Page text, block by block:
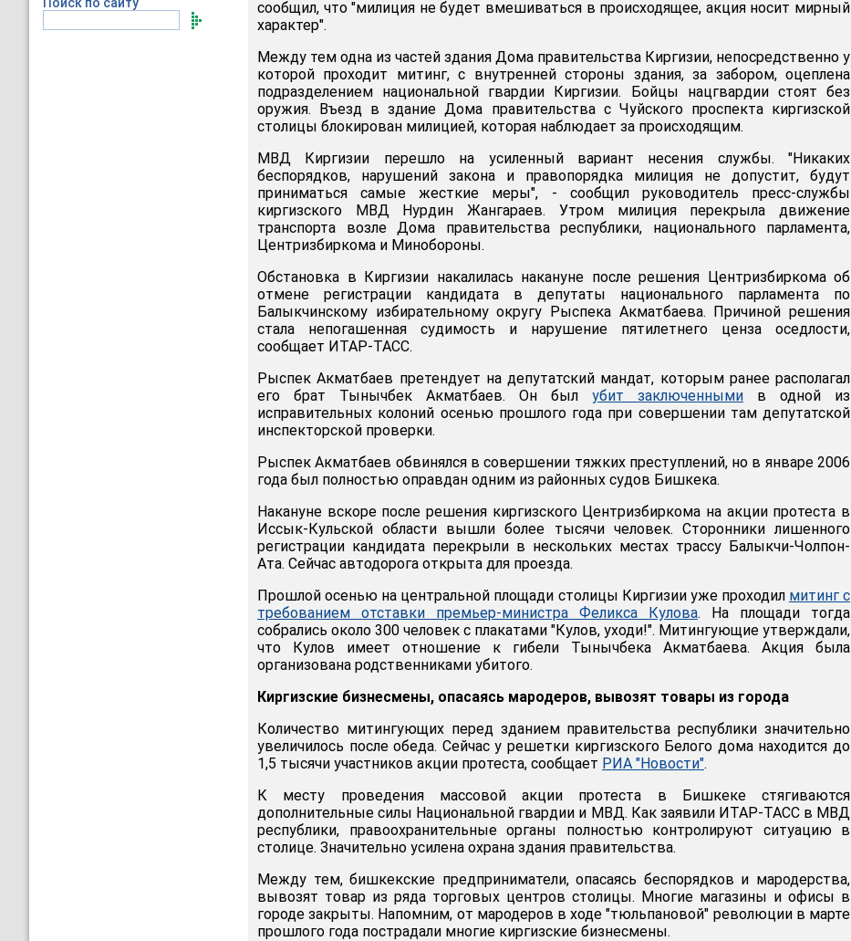
сообщил, что "милиция не будет вмешиваться в происходящее, акция носит мирный
характер".
Между тем одна из частей здания Дома правительства Киргизии, непосредственно у
которой проходит митинг, с внутренней стороны здания, за забором, оцеплена
подразделением национальной гвардии Киргизии. Бойцы нацгвардии стоят без
оружия. Въезд в здание Дома правительства с Чуйского проспекта киргизской
столицы блокирован милицией, которая наблюдает за происходящим.
МВД Киргизии перешло на усиленный вариант несения службы. "Никаких
беспорядков, нарушений закона и правопорядка милиция не допустит, будут
приниматься самые жесткие меры", - сообщил руководитель пресс-службы
киргизского МВД Нурдин Жангараев. Утром милиция перекрыла движение
транспорта возле Дома правительства республики, национального парламента,
Центризбиркома и Минобороны.
Обстановка в Киргизии накалилась накануне после решения Центризбиркома об
отмене регистрации кандидата в депутаты национального парламента по
Балыкчинскому избирательному округу Рыспека Акматбаева. Причиной решения
стала непогашенная судимость и нарушение пятилетнего ценза оседлости,
сообщает ИТАР-ТАСС.
Рыспек Акматбаев претендует на депутатский мандат, которым ранее располагал
его брат Тынычбек Акматбаев. Он был убит заключенными в одной из
исправительных колоний осенью прошлого года при совершении там депутатской
инспекторской проверки.
Рыспек Акматбаев обвинялся в совершении тяжких преступлений, но в январе 2006
года был полностью оправдан одним из районных судов Бишкека.
Накануне вскоре после решения киргизского Центризбиркома на акции протеста в
Иссык-Кульской области вышли более тысячи человек. Сторонники лишенного
регистрации кандидата перекрыли в нескольких местах трассу Балыкчи-Чолпон-
Ата. Сейчас автодорога открыта для проезда.
Прошлой осенью на центральной площади столицы Киргизии уже проходил митинг с
требованием отставки премьер-министра Феликса Кулова. На площади тогда
собрались около 300 человек с плакатами "Кулов, уходи!". Митингующие утверждали,
что Кулов имеет отношение к гибели Тынычбека Акматбаева. Акция была
организована родственниками убитого.
Киргизские бизнесмены, опасаясь мародеров, вывозят товары из города
Количество митингующих перед зданием правительства республики значительно
увеличилось после обеда. Сейчас у решетки киргизского Белого дома находится до
1,5 тысячи участников акции протеста, сообщает РИА "Новости".
К месту проведения массовой акции протеста в Бишкеке стягиваются
дополнительные силы Национальной гвардии и МВД. Как заявили ИТАР-ТАСС в МВД
республики, правоохранительные органы полностью контролируют ситуацию в
столице. Значительно усилена охрана здания правительства.
Между тем, бишкекские предприниматели, опасаясь беспорядков и мародерства,
вывозят товар из ряда торговых центров столицы. Многие магазины и офисы в
городе закрыты. Напомним, от мародеров в ходе "тюльпановой" революции в марте
прошлого года пострадали многие киргизские бизнесмены.